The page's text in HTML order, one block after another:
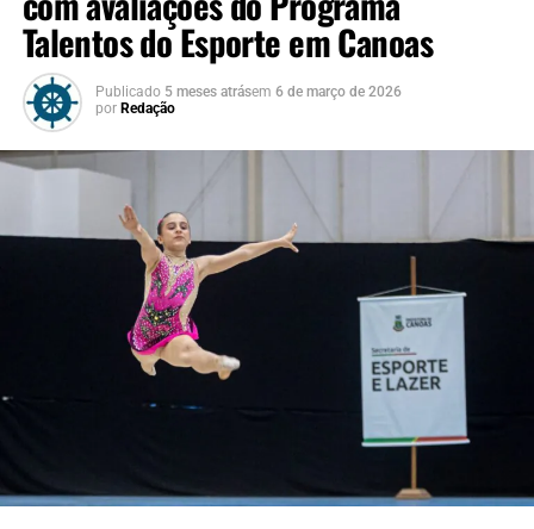
Talentos do Esporte em Canoas
Publicado 5 meses atrásem 6 de março de 2026
por Redação